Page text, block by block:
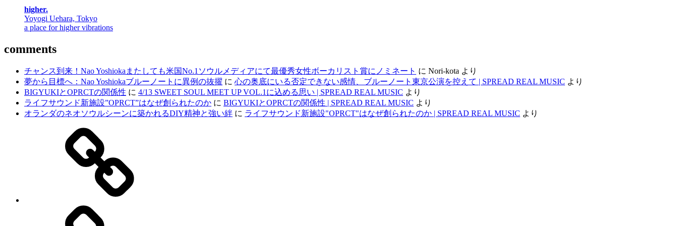
higher.
Yoyogi Uehara, Tokyo
a place for higher vibrations
comments
チャンス到来！Nao Yoshiokaまたしても米国No.1ソウルメディアにて最優秀女性ボーカリスト賞にノミネート に Nori-kota より
夢から目標へ：Nao Yoshiokaブルーノートに異例の抜擢 に 心の奥底にいる否定できない感情、ブルーノート東京公演を控えて | SPREAD REAL MUSIC より
BIGYUKIとOPRCTの関係性 に 4/13 SWEET SOUL MEET UP VOL.1に込める思い | SPREAD REAL MUSIC より
ライフサウンド新施設”OPRCT”はなぜ創られたのか に BIGYUKIとOPRCTの関係性 | SPREAD REAL MUSIC より
オランダのネオソウルシーンに築かれるDIY精神と強い絆 に ライフサウンド新施設"OPRCT"はなぜ創られたのか | SPREAD REAL MUSIC より